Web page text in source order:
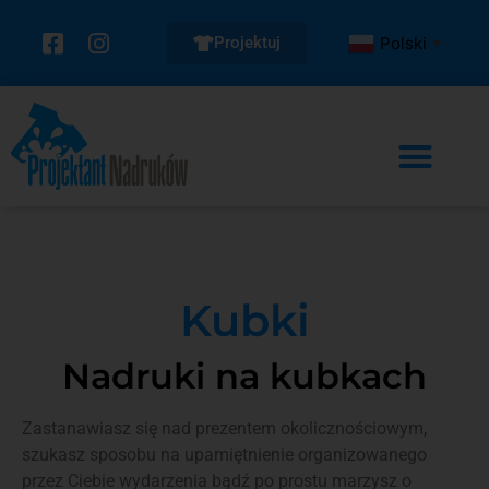
Projektuj Polski ▼
Kubki
Nadruki na kubkach
Zastanawiasz się nad prezentem okolicznościowym,
szukasz sposobu na upamiętnienie organizowanego
przez Ciebie wydarzenia bądź po prostu marzysz o